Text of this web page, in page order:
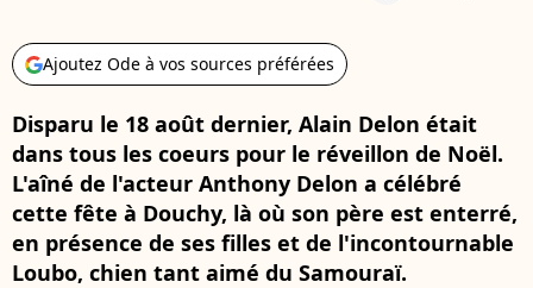
Ajoutez Ode à vos sources préférées
Disparu le 18 août dernier, Alain Delon était
dans tous les coeurs pour le réveillon de Noël.
L'aîné de l'acteur Anthony Delon a célébré
cette fête à Douchy, là où son père est enterré,
en présence de ses filles et de l'incontournable
Loubo, chien tant aimé du Samouraï.